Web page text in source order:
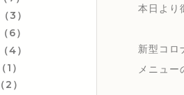
3）
6）
4）
）
）
本日より
新型コロ
メニュ